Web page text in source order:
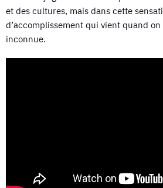
et des cultures, mais dans cette
d’accomplissement qui vient quand
inconnue.